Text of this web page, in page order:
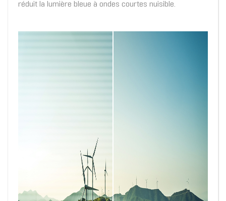
réduit la lumière bleue à ondes courtes nuisible.